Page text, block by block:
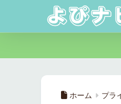
ホーム プラ